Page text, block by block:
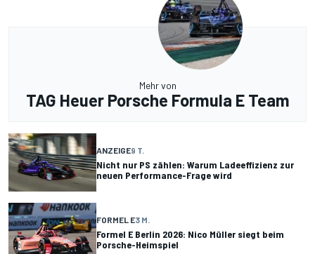
Mehr von
TAG Heuer Porsche Formula E Team
ANZEIGE9 T.
Nicht nur PS zählen: Warum Ladeeffizienz zur
neuen Performance-Frage wird
FORMEL E3 M.
Formel E Berlin 2026: Nico Müller siegt beim
Porsche-Heimspiel